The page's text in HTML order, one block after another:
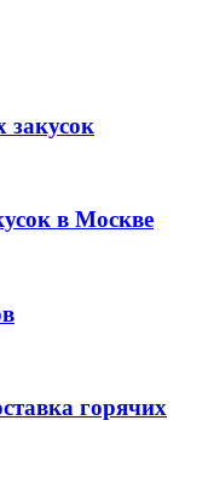
закусок
в Москве
горячих